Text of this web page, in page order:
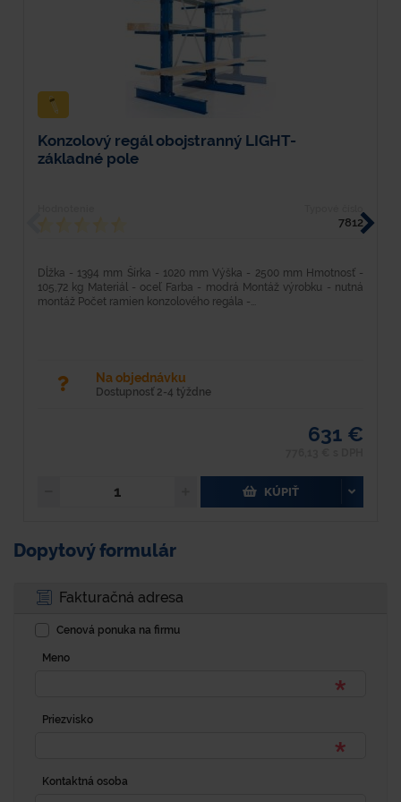
Konzolový regál obojstranný LIGHT-
základné pole
7812
Dĺžka - 1394 mm Šírka - 1020 mm Výška - 2500 mm Hmotnosť -
105,72 kg Materiál - oceľ Farba - modrá Montáž výrobku - nutná
montáž Počet ramien konzolového regála -...
Na objednávku
Dostupnosť 2-4 týždne
631 €
KÚPIŤ
Dopytový formulár
Fakturačná adresa
Cenová ponuka na firmu
Meno
Priezvisko
Kontaktná osoba